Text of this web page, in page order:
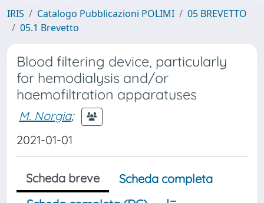
IRIS Catalogo Pubblicazioni POLIMI
05 BREVETTO
05.1 Brevetto
Blood filtering device, particularly
for hemodialysis and/or
haemofiltration apparatuses
M. Norgia;
2021-01-01
Scheda breve
Scheda completa